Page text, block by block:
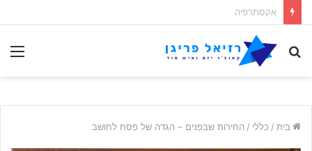
הפרדוקס האקסתרפי
לחפש
בית / כללי / החירות שבפנים – הגדה של פסח לחושב